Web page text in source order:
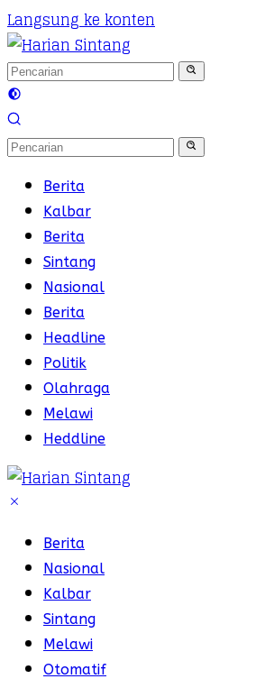
Langsung ke konten
Berita
Kalbar
Berita
Sintang
Nasional
Berita
Headline
Politik
Olahraga
Melawi
Heddline
Berita
Nasional
Kalbar
Sintang
Melawi
Otomatif